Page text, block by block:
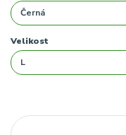
Velikost